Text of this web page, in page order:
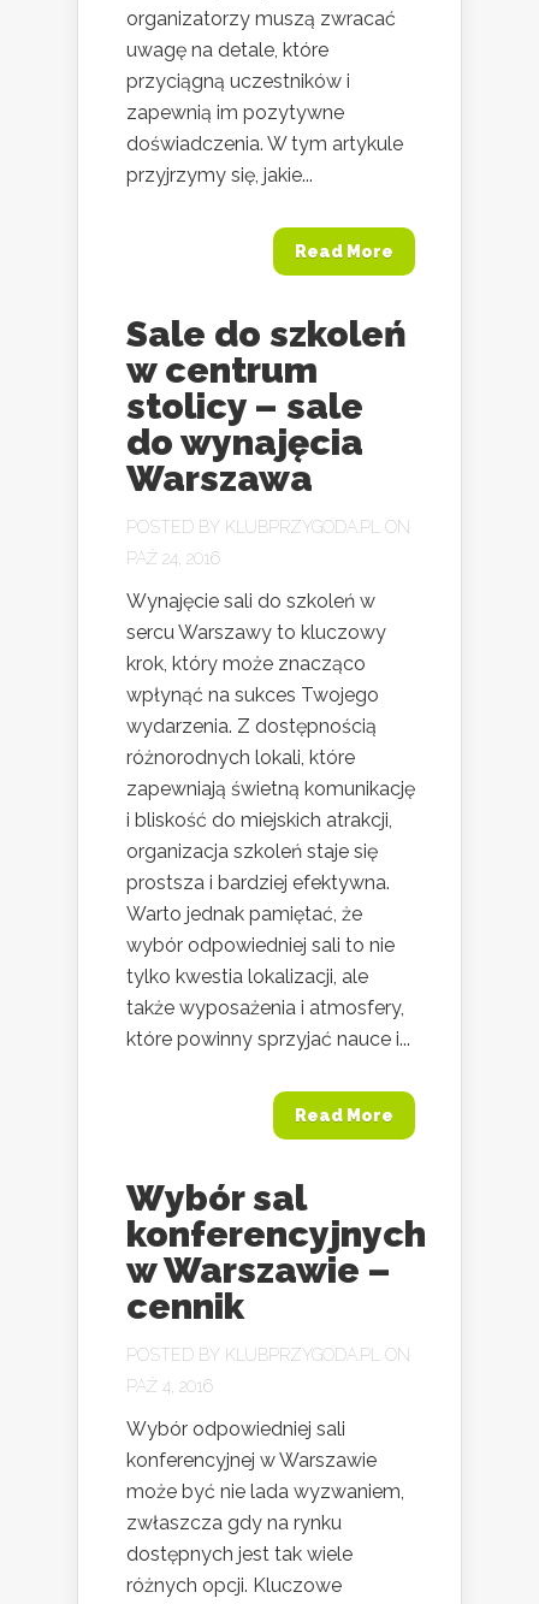
organizatorzy muszą zwracać
uwagę na detale, które
przyciągną uczestników i
zapewnią im pozytywne
doświadczenia. W tym artykule
przyjrzymy się, jakie...
Read More
Sale do szkoleń
w centrum
stolicy – sale
do wynajęcia
Warszawa
POSTED BY KLUBPRZYGODA.PL
ON
PAŹ 24, 2016
Wynajęcie sali do szkoleń w
sercu Warszawy to kluczowy
krok, który może znacząco
wpłynąć na sukces Twojego
wydarzenia. Z dostępnością
różnorodnych lokali, które
zapewniają świetną komunikację
i bliskość do miejskich atrakcji,
organizacja szkoleń staje się
prostsza i bardziej efektywna.
Warto jednak pamiętać, że
wybór odpowiedniej sali to nie
tylko kwestia lokalizacji, ale
także wyposażenia i atmosfery,
które powinny sprzyjać nauce i...
Read More
Wybór sal
konferencyjnych
w Warszawie –
cennik
POSTED BY KLUBPRZYGODA.PL
ON
PAŹ 4, 2016
Wybór odpowiedniej sali
konferencyjnej w Warszawie
może być nie lada wyzwaniem,
zwłaszcza gdy na rynku
dostępnych jest tak wiele
różnych opcji. Kluczowe